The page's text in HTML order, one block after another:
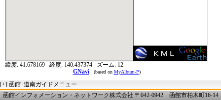
緯度: 41.678169 経度: 140.437374 ズーム: 12
GNavi
(based on MyAlbum-P)
[+] 函館･道南ガイドメニュー
函館インフォメーション・ネットワーク株式会社 〒042-0942 函館市柏木町16-14